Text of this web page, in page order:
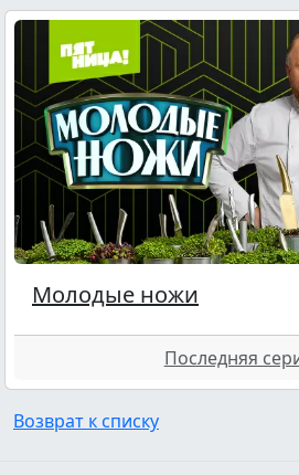
Молодые ножи
Последняя
Возврат к списку